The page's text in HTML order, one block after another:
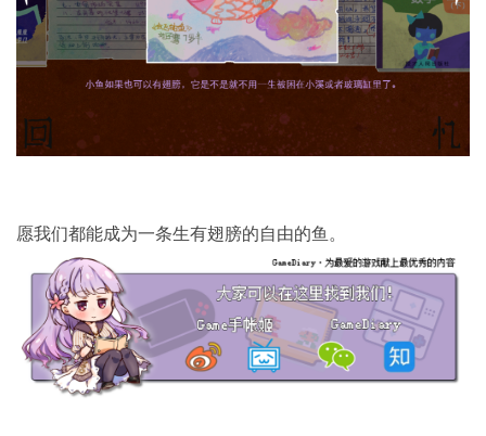
愿我们都能成为一条生有翅膀的自由的鱼。